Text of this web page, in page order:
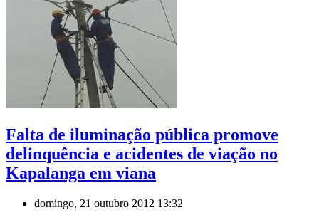
Falta de iluminação pública promove
delinquência e acidentes de viação no
Kapalanga em viana
domingo, 21 outubro 2012 13:32